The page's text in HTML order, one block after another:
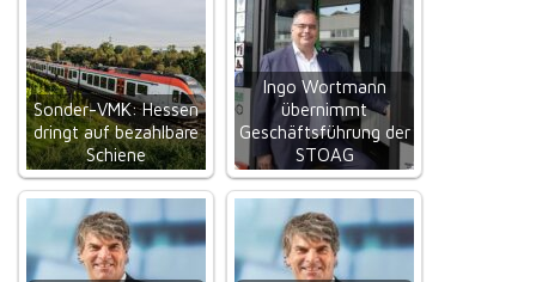
Sonder-VMK: Hessen
dringt auf bezahlbare
Schiene
Ingo Wortmann
übernimmt
Geschäftsführung der
STOAG